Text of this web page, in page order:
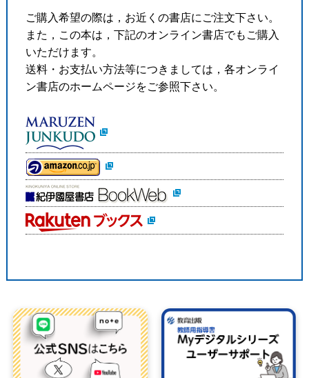
ご購入希望の際は，お近くの書店にご注文下さい。
また，この本は，下記のオンライン書店でもご購入
いただけます。
送料・お支払い方法等につきましては，各オンライ
ン書店のホームページをご参照下さい。